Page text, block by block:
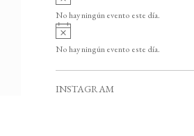
o
v
i
o
No hay ningún evento este día.
A
v
i
No hay ningún evento este día.
INSTAGRAM